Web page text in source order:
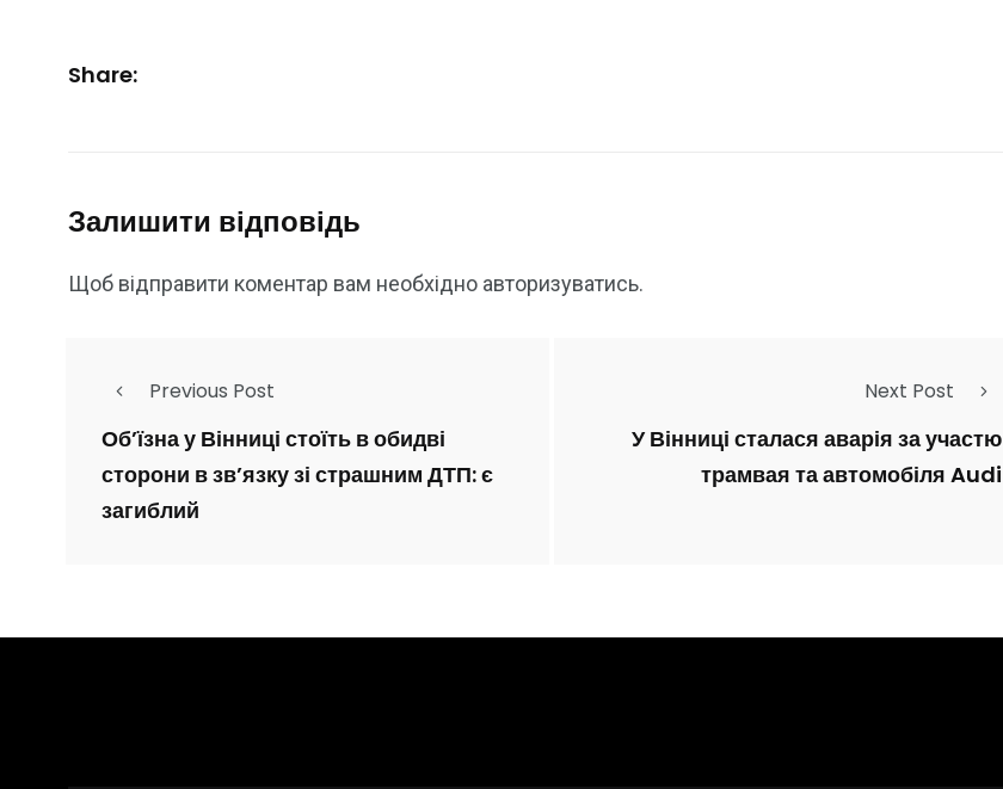
Share:
Залишити відповідь
Щоб відправити коментар вам необхідно авторизуватись.
Previous Post
Обʼїзна у Вінниці стоїть в обидві
сторони в звʼязку зі страшним ДТП: є
загиблий
Next Post
У Вінниці сталася аварія за участю
трамвая та автомобіля Audi